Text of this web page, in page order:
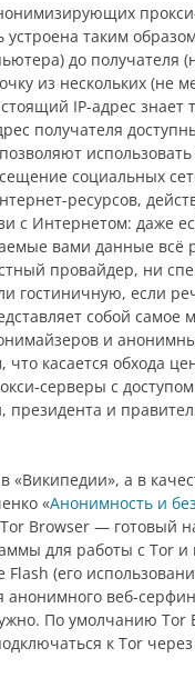
таким
до получателя
из нескольких (не
IP-адрес знает
получателя
социальных
ресурсов,
с Интернетом: даже
вами данные всё
провайдер, ни
если
собой
и
что касается обхода
серверы с
президента и
«Википедии», а в
«Анонимность и
Browser — готовый
для работы с Tor и
(его
анонимного веб-
По умолчанию
к Tor